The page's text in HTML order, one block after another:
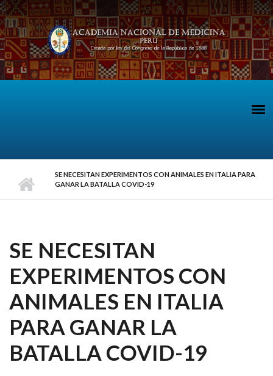
Pasar al contenido principal
SE NECESITAN EXPERIMENTOS CON ANIMALES EN ITALIA PARA
GANAR LA BATALLA COVID-19
SE NECESITAN
EXPERIMENTOS CON
ANIMALES EN ITALIA
PARA GANAR LA
BATALLA COVID-19